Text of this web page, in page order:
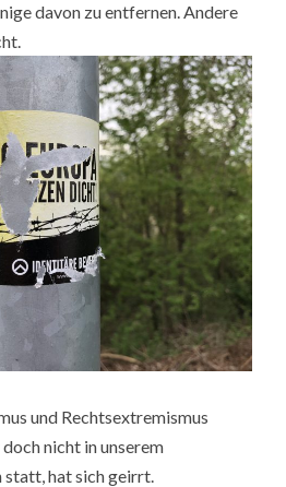
davon zu entfernen. Andere
und Rechtsextremismus
nicht in unserem
hat sich geirrt.